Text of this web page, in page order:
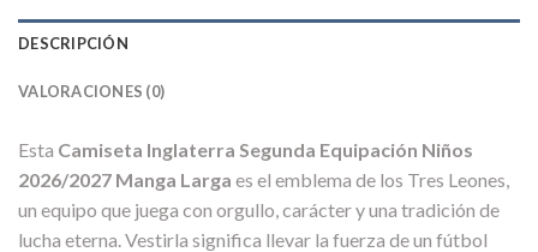
DESCRIPCIÓN
VALORACIONES (0)
Esta Camiseta Inglaterra Segunda Equipación Niños
2026/2027 Manga Larga es el emblema de los Tres Leones,
un equipo que juega con orgullo, carácter y una tradición de
lucha eterna. Vestirla significa llevar la fuerza de un fútbol